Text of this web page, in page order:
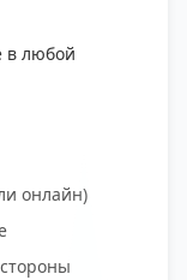
в любой
онлайн)